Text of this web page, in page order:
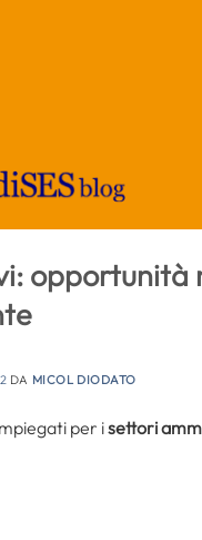
opportunità
DA MICOL DIODATO
per isettori